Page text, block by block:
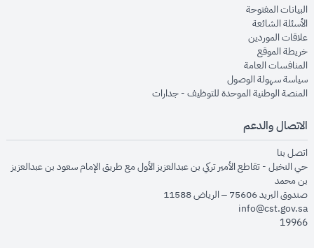
البيانات المفتوحةopens in new window
الأسئلة الشائعةopens in new window
علاقات الموردينopens in new window
خريطة الموقعopens in new window
المنافسات العامةopens in new window
سياسة سهولة الوصولopens in new window
المنصة الوطنية الموحدة للتوظيف - جداراتopens in new window
الاتصال والدعم
اتصل بنا
حي النخيل - تقاطع الأمير تركي بن عبدالعزيز الأول مع طريق الإمام سعود بن عبدالعزيز
بن محمد
صندوق البريد 75606 – الرياض 11588
info@cst.gov.sa
19966